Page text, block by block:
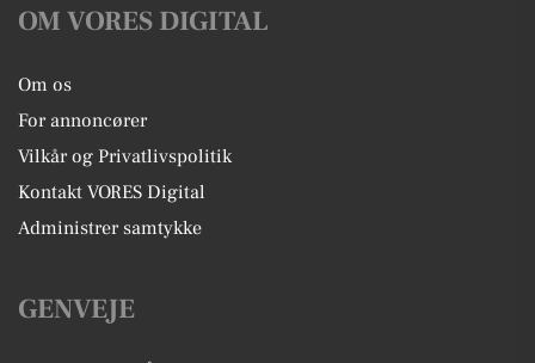
OM VORES DIGITAL
Om os
For annoncører
Vilkår og Privatlivspolitik
Kontakt VORES Digital
Administrer samtykke
GENVEJE